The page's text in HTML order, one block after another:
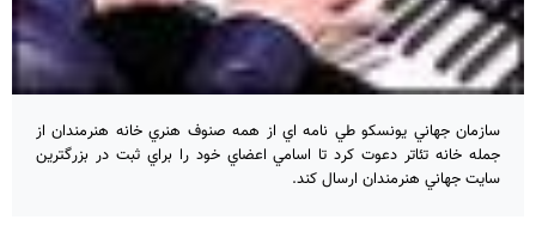
سازمان جهاني يونسكو طي نامه اي از همه صنوف هنري خانه هنرمندان از
جمله خانه تئاتر دعوت كرد تا اسامي اعضاي خود را براي ثبت در بزرگترين
سايت جهاني هنرمندان ارسال كند.